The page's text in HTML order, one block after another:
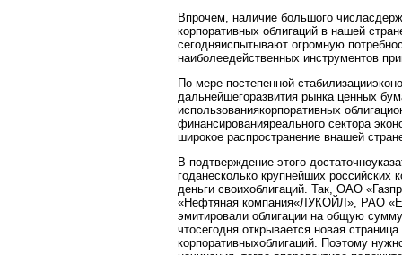
Впрочем, наличие большого
корпоративных облигаций в нашей
сегодняиспытывают огромную
наиболеедейственных инструментов
По мере постепенной
дальнейшегоразвития рынка ценных
использованиякорпоративных
финансированияреального сектора
широкое распространение внашей
В подтверждение этого
годанесколько крупнейших
деньги своихоблигаций. Так, ОАО
«Нефтяная компания«ЛУКОЙЛ», РАО
эмитировали облигации на общую
чтосегодня открывается новая
корпоративныхоблигаций. Поэтому